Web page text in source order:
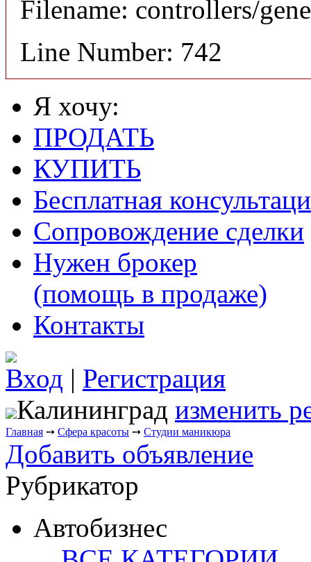
Filename: controllers/
Line Number: 742
Я хочу:
ПРОДАТЬ
КУПИТЬ
Бесплатная
Сопровождение сделки
Нужен брокер
(помощь в продаже)
Контакты
Вход | Регистрация
Калининград изменить
Главная ➙ Сфера красоты ➙ Студии маникюра
Добавить объявление
Рубрикатор
Автобизнес